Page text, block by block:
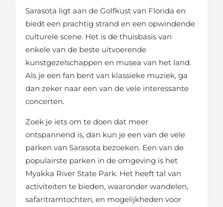
Sarasota ligt aan de Golfkust van Florida en
biedt een prachtig strand en een opwindende
culturele scene. Het is de thuisbasis van
enkele van de beste uitvoerende
kunstgezelschappen en musea van het land.
Als je een fan bent van klassieke muziek, ga
dan zeker naar een van de vele interessante
concerten.
Zoek je iets om te doen dat meer
ontspannend is, dan kun je een van de vele
parken van Sarasota bezoeken. Een van de
populairste parken in de omgeving is het
Myakka River State Park. Het heeft tal van
activiteiten te bieden, waaronder wandelen,
safaritramtochten, en mogelijkheden voor